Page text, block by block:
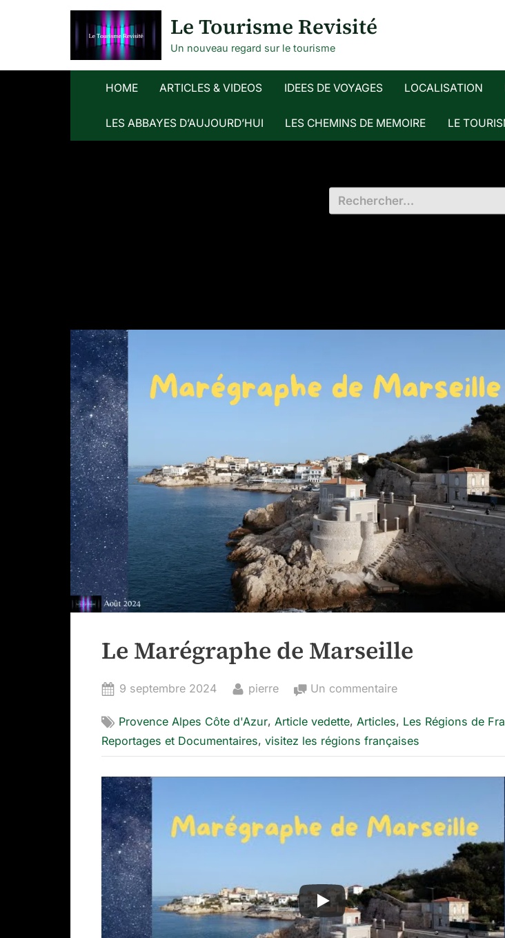
Le Tourisme Revisité
Un nouveau regard sur le tourisme
HOME ARTICLES & VIDEOS IDEES DE VOYAGES LOCALISATION
LES ABBAYES D’AUJOURD’HUI LES CHEMINS DE MEMOIRE LE
Rechercher :
Le Marégraphe de Marseille
Posted
9 septembre 2024 By
pierre Un commentairesur
Marégraphe
de
Provence Alpes Côte d'Azur, Article vedette, Articles, Les Régions de
Reportages et Documentaires, visitez les régions françaises